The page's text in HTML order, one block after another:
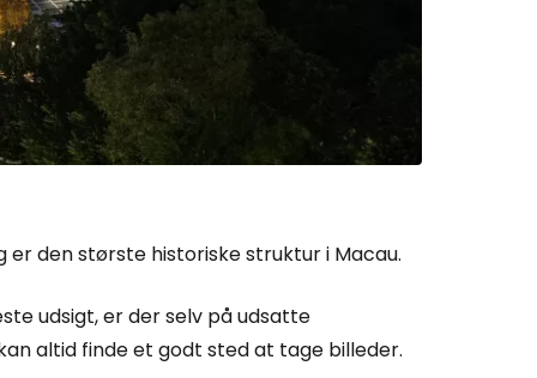
den største historiske struktur i Macau.
udsigt, er der selv på udsatte
altid finde et godt sted at tage billeder.
med Google